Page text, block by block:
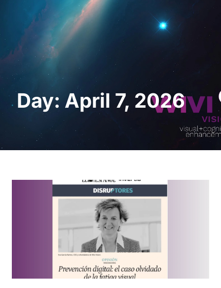
Request a Demo
Day: April 7, 2026